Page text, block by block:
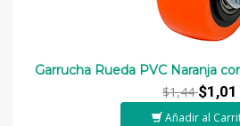
Garrucha Rueda PVC Naranja
$1,44$1,01
Añadir al